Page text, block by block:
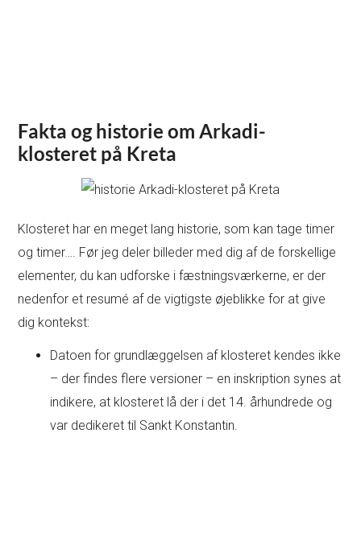
Fakta og historie om Arkadi-
klosteret på Kreta
Klosteret har en meget lang historie, som kan tage timer
og timer…. Før jeg deler billeder med dig af de forskellige
elementer, du kan udforske i fæstningsværkerne, er der
nedenfor et resumé af de vigtigste øjeblikke for at give
dig kontekst:
Datoen for grundlæggelsen af klosteret kendes ikke
– der findes flere versioner – en inskription synes at
indikere, at klosteret lå der i det 14. århundrede og
var dedikeret til Sankt Konstantin.